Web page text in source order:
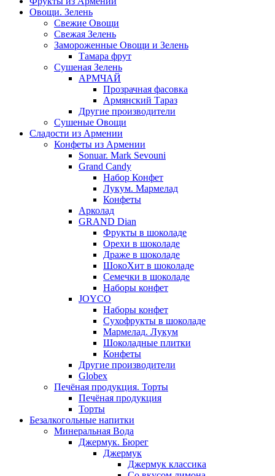
Овощи. Зелень
Свежие Овощи
Свежая Зелень
Замороженные Овощи и Зелень
Тамара фрут
Сушеная Зелень
АРМЧАЙ
Прозрачная фасовка
Армянский Тараз
Другие производители
Сушеные Овощи
Сладости из Армении
Конфеты из Армении
Sonuar. Mark Sevouni
Grand Candy
Набор Конфет
Лукум. Мармелад
Конфеты
Арколад
GRAND Dian
Фрукты в шоколаде
Орехи в шоколаде
Драже в шоколаде
ШокоХит в шоколаде
Семечки в шоколаде
Наборы конфет
JOYCO
Наборы конфет
Сухофрукты в шоколаде
Мармелад. Лукум
Шоколадные плитки
Конфеты
Другие производители
Globex
Печёная продукция. Торты
Печёная продукция
Торты
Безалкогольные напитки
Минеральная Вода
Джермук. Бюрег
Джермук
Джермук классика